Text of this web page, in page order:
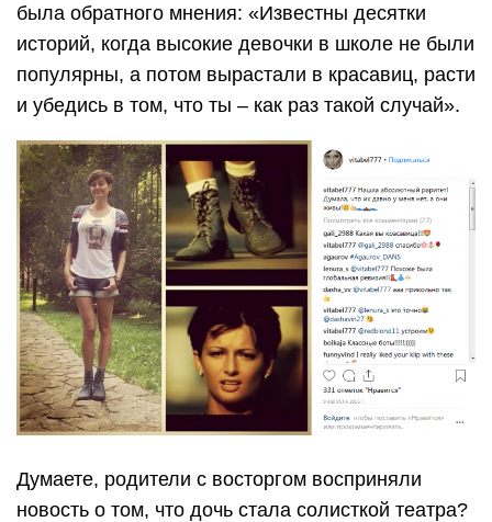
была обратного мнения: «Известны десятки
историй, когда высокие девочки в школе не были
популярны, а потом вырастали в красавиц, расти
и убедись в том, что ты – как раз такой случай».
Думаете, родители с восторгом восприняли
новость о том, что дочь стала солисткой театра?